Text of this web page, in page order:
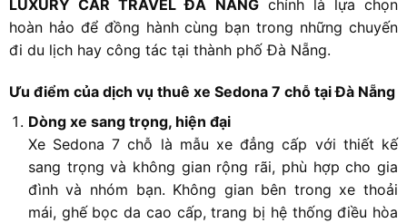
LUXURY CAR TRAVEL ĐÀ NẴNGchính là lựa chọn
hoàn hảo để đồng hành cùng bạn trong những chuyến
đi du lịch hay công tác tại thành phố Đà Nẵng.
Ưu điểm của dịch vụ thuê xe Sedona 7 chỗ tại Đà Nẵng
Dòng xe sang trọng, hiện đại
Xe Sedona 7 chỗ là mẫu xe đẳng cấp với thiết kế
sang trọng và không gian rộng rãi, phù hợp cho gia
đình và nhóm bạn. Không gian bên trong xe thoải
mái, ghế bọc da cao cấp, trang bị hệ thống điều hòa